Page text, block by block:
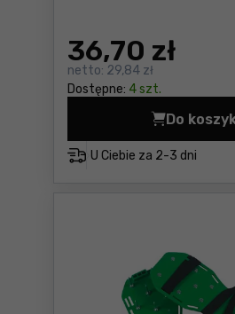
36,70 zł
netto: 29,84 zł
Dostępne: 4 szt.
U Ciebie za 2-3 dni
Do